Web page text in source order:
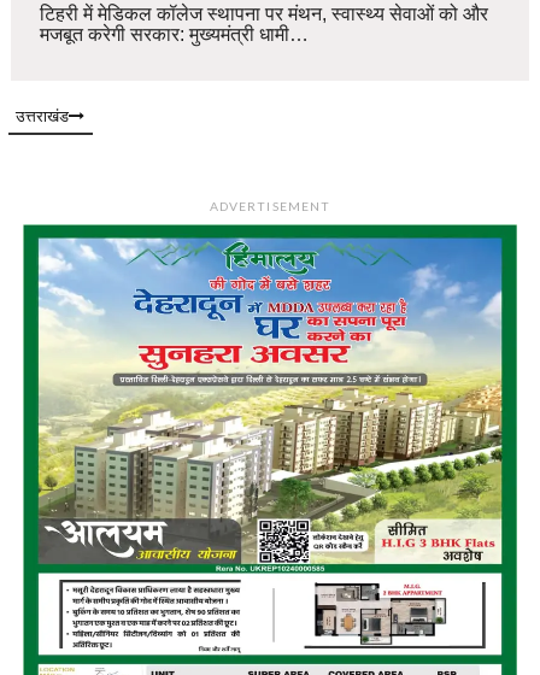
टिहरी में मेडिकल कॉलेज स्थापना पर मंथन, स्वास्थ्य सेवाओं को और
मजबूत करेगी सरकार: मुख्यमंत्री धामी…
उत्तराखंड
ADVERTISEMENT